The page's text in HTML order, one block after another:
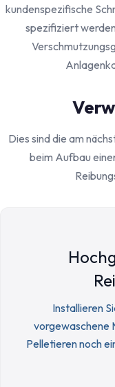
kundenspezifische
spezifiziert
Dies sind die am
beim Aufbau
Installieren
vorgewaschene
Pelletieren noch